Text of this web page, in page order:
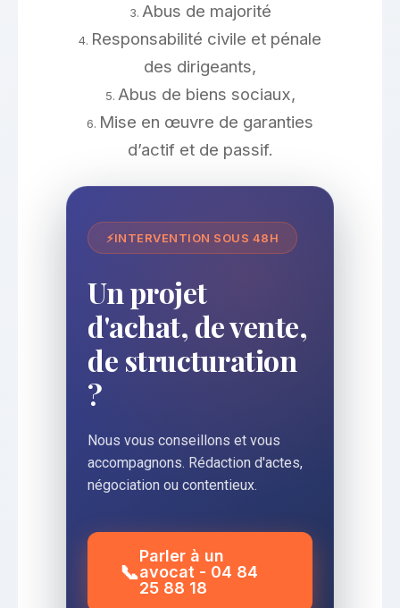
Abus de majorité
Responsabilité civile et pénale
des dirigeants,
Abus de biens sociaux,
Mise en œuvre de garanties
d’actif et de passif.
⚡INTERVENTION SOUS 48H
Un projet
d'achat, de vente,
de structuration
?
Nous vous conseillons et vous
accompagnons. Rédaction d'actes,
négociation ou contentieux.
📞
Parler à un
avocat - 04 84
25 88 18